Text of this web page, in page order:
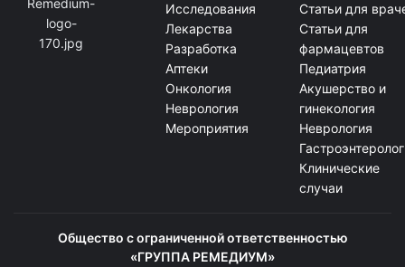
Исследования
Лекарства
Разработка
Аптеки
Онкология
Неврология
Мероприятия
Статьи для
Статьи для
фармацевтов
Педиатрия
Акушерство и
гинекология
Неврология
Клинические
случаи
Общество с ограниченной ответственностью
«ГРУППА РЕМЕДИУМ»